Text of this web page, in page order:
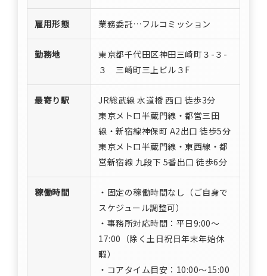
雇用形態 業務委託…フルコミッション
勤務地
東京都千代田区神田三崎町３-３-
３ 三崎町三上ビル３F
最寄り駅
JR総武線 水道橋 西口 徒歩3分
東京メトロ半蔵門線・都営三田
線・新宿線神保町 A2出口 徒歩5分
東京メトロ半蔵門線・東西線・都
営新宿線 九段下 5番出口 徒歩6分
稼働時間
・固定の稼働時間なし（ご自身で
スケジュール調整可）
・事務所対応時間：平日9:00～
17:00（除く土日祝日年末年始休
暇）
・コアタイム目安：10:00～15:00